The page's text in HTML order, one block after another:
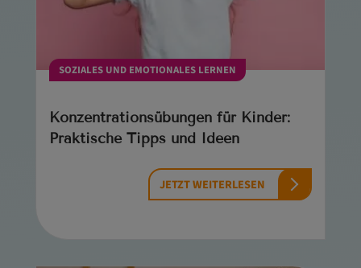
SOZIALES UND EMOTIONALES LERNEN
Konzentrationsübungen für Kinder:
Praktische Tipps und Ideen
JETZT WEITERLESEN